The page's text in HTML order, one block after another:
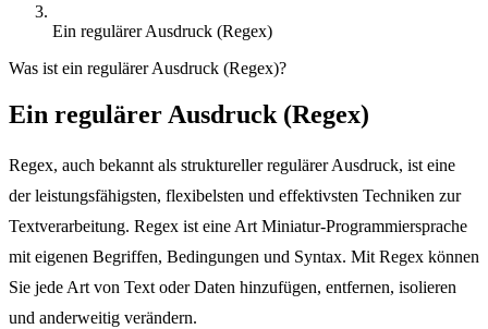
Ein regulärer Ausdruck (Regex)
Was ist ein regulärer Ausdruck (Regex)?
Ein regulärer Ausdruck (Regex)
Regex, auch bekannt als struktureller regulärer Ausdruck, ist eine
der leistungsfähigsten, flexibelsten und effektivsten Techniken zur
Textverarbeitung. Regex ist eine Art Miniatur-Programmiersprache
mit eigenen Begriffen, Bedingungen und Syntax. Mit Regex können
Sie jede Art von Text oder Daten hinzufügen, entfernen, isolieren
und anderweitig verändern.